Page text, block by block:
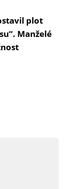
plot
Manželé